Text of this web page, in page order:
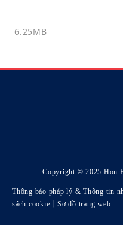
6.25MB
Copyright © 2025 Hon
Thông báo pháp lý & Thông tin
sách cookie
Sơ đồ trang web